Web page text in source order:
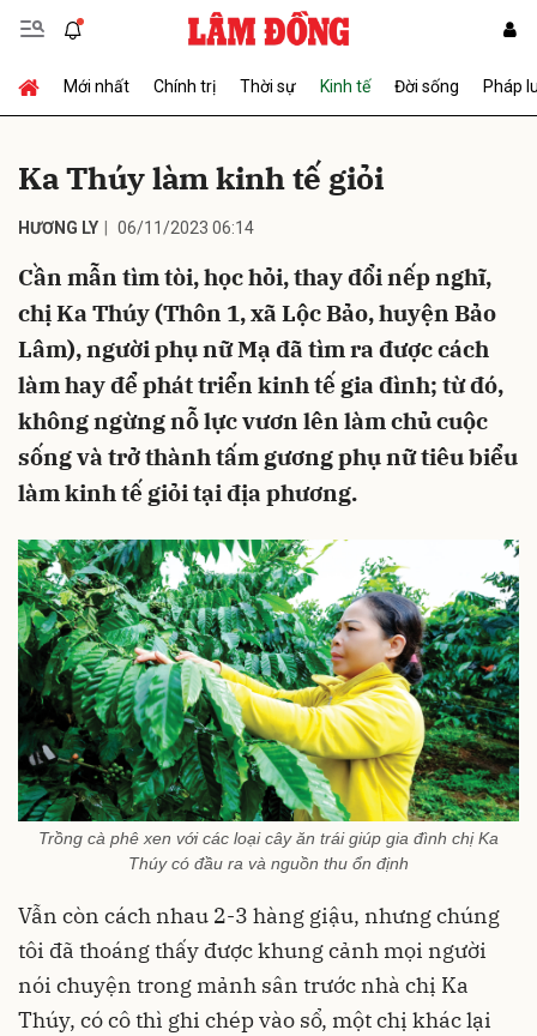
Mới nhất Chính trị Thời sự Kinh tế Đời sống Pháp
Ka Thúy làm kinh tế giỏi
HƯƠNG LY 06/11/2023 06:14
Cần mẫn tìm tòi, học hỏi, thay đổi nếp nghĩ,
chị Ka Thúy (Thôn 1, xã Lộc Bảo, huyện Bảo
Lâm), người phụ nữ Mạ đã tìm ra được cách
làm hay để phát triển kinh tế gia đình; từ đó,
không ngừng nỗ lực vươn lên làm chủ cuộc
sống và trở thành tấm gương phụ nữ tiêu biểu
làm kinh tế giỏi tại địa phương.
Trồng cà phê xen với các loại cây ăn trái giúp gia đình chị Ka
Thúy có đầu ra và nguồn thu ổn định
Vẫn còn cách nhau 2-3 hàng giậu, nhưng chúng
tôi đã thoáng thấy được khung cảnh mọi người
nói chuyện trong mảnh sân trước nhà chị Ka
Thúy, có cô thì ghi chép vào sổ, một chị khác lại
Gửi bình luận
Hủy Gửi